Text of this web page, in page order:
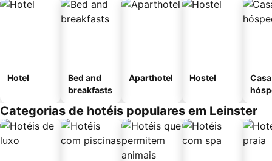
Hotel
Bed and
breakfasts
Aparthotel Hostel
Categorias de hotéis populares em Leinster